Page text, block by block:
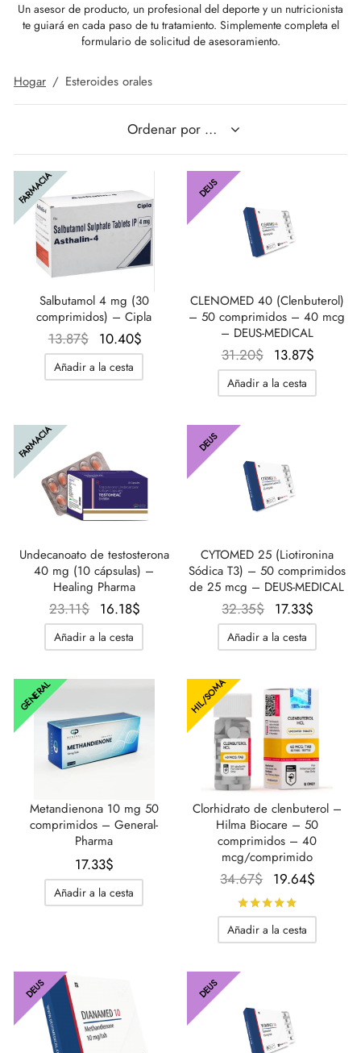
Un asesor de producto, un profesional del deporte y un nutricionista
te guiará en cada paso de tu tratamiento. Simplemente completa el
formulario de solicitud de asesoramiento.
Hogar / Esteroides orales
FARMACIA
Salbutamol 4 mg (30
comprimidos) – Cipla
13.87$
El
precio
original
10.40$
Añadir a la cesta
DEUS
CLENOMED 40 (Clenbuterol)
– 50 comprimidos – 40 mcg
– DEUS-MEDICAL
31.20$
El
precio
original
13.87$
Añadir a la cesta
FARMACIA
Undecanoato de testosterona
40 mg (10 cápsulas) –
Healing Pharma
23.11$
El
precio
original
16.18$
Añadir a la cesta
DEUS
CYTOMED 25 (Liotironina
Sódica T3) – 50 comprimidos
de 25 mcg – DEUS-MEDICAL
32.35$
El
precio
original
32.35$.
17.33$
Añadir a la cesta
GENERAL
Metandienona 10 mg 50
comprimidos – General-
Pharma
17.33$
Añadir a la cesta
HIL/SOMA
Clorhidrato de clenbuterol –
Hilma Biocare – 50
comprimidos – 40
mcg/comprimido
34.67$
El
precio
original
era:
19.64$
Añadir a la cesta
DEUS DEUS